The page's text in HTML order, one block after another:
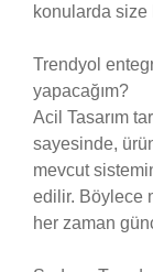
konularda size
Trendyol
yapacağım?
Acil Tasarım
sayesinde,
mevcut
edilir. Böylece
her zaman